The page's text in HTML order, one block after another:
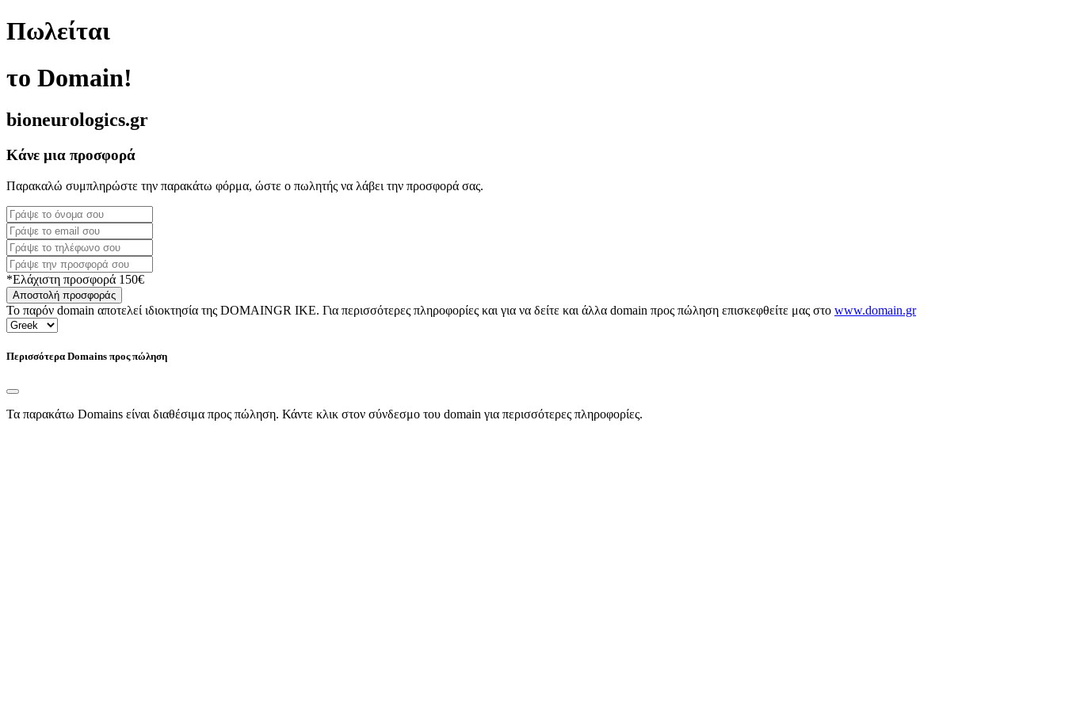
Πωλείται
το Domain!
bioneurologics.gr
Κάνε μια προσφορά
Παρακαλώ συμπληρώστε την παρακάτω φόρμα, ώστε ο πωλητής να λάβει την προσφορά σας.
*Ελάχιστη προσφορά 150€
Αποστολή προσφοράς
Το παρόν domain αποτελεί ιδιοκτησία της DOMAINGR ΙΚΕ. Για περισσότερες πληροφορίες και για να δείτε και άλλα domain προς πώληση επισκεφθείτε μας στο www.domain.gr
Περισσότερα Domains προς πώληση
Τα παρακάτω Domains είναι διαθέσιμα προς πώληση. Κάντε κλικ στον σύνδεσμο του domain για περισσότερες πληροφορίες.